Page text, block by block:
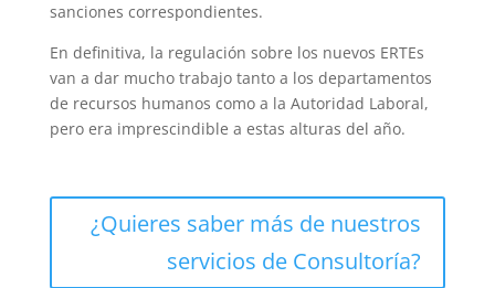
sanciones correspondientes.
En definitiva, la regulación sobre los nuevos ERTEs
van a dar mucho trabajo tanto a los departamentos
de recursos humanos como a la Autoridad Laboral,
pero era imprescindible a estas alturas del año.
¿Quieres saber más de nuestros
servicios de Consultoría?